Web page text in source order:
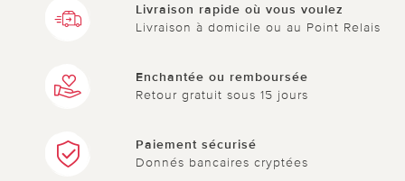
Livraison rapide où vous voulez
Livraison à domicile ou au Point Relais
Enchantée ou remboursée
Retour gratuit sous 15 jours
Paiement sécurisé
Donnés bancaires cryptées